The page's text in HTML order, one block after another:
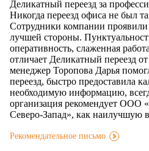
Деликатный переезд за
Никогда переезд офиса не был
Сотрудники компании проявили
лучшей стороны.
оперативность, слаженная
отличает Деликатный
менеджер Торопова Дарья
переезд, быстро предоставила
необходимую информацию,
организация рекомендует ООО
Северо-Запад», как наилучшую
Рекомендательное письмо .